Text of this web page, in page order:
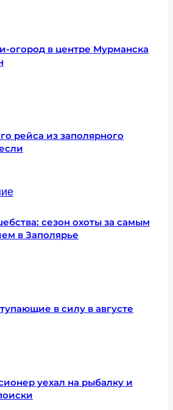
огород в центре Мурманска
рейса из заполярного
сезон охоты за самым
в Заполярье
в силу в августе
уехал на рыбалку и